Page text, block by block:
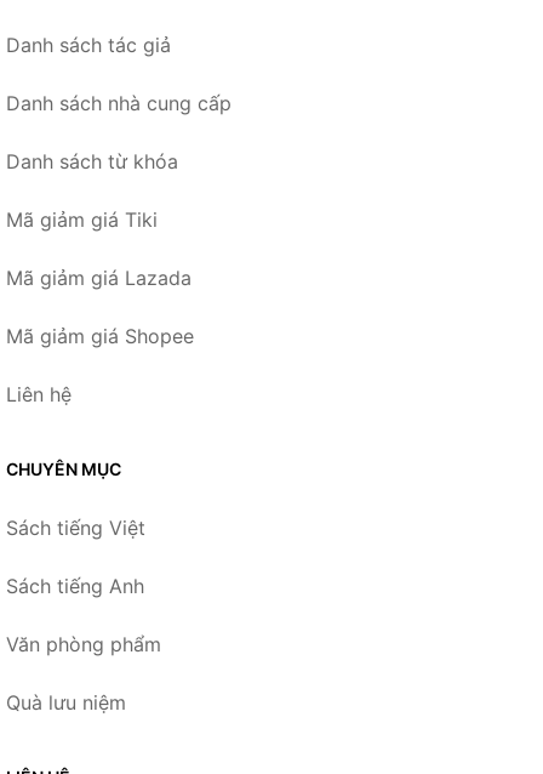
Danh sách tác giả
Danh sách nhà cung cấp
Danh sách từ khóa
Mã giảm giá Tiki
Mã giảm giá Lazada
Mã giảm giá Shopee
Liên hệ
CHUYÊN MỤC
Sách tiếng Việt
Sách tiếng Anh
Văn phòng phẩm
Quà lưu niệm